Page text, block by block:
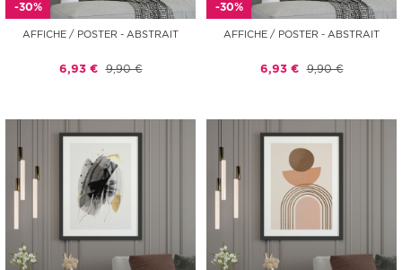
-30%
AFFICHE / POSTER - ABSTRAIT
6,93 € 9,90 €
-30%
AFFICHE / POSTER - ABSTRAIT
6,93 € 9,90 €